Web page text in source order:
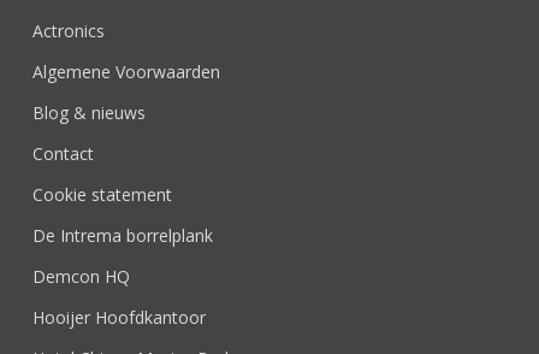
Actronics
Algemene Voorwaarden
Blog & nieuws
Contact
Cookie statement
De Intrema borrelplank
Demcon HQ
Hooijer Hoofdkantoor